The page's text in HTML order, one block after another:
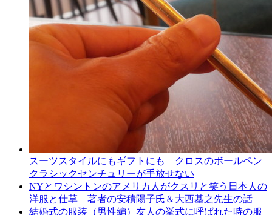
スーツスタイルにもギフトにも クロスのボールペン
クラシックセンチュリーが手放せない
NYとワシントンのアメリカ人がクスリと笑う日本人の
洋服と仕草 著者の安積陽子氏＆大西基之先生の話
結婚式の服装（男性編）友人の挙式に呼ばれた時の服